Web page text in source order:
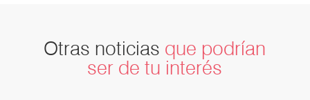
Otras noticias que podrían
ser de tu interés